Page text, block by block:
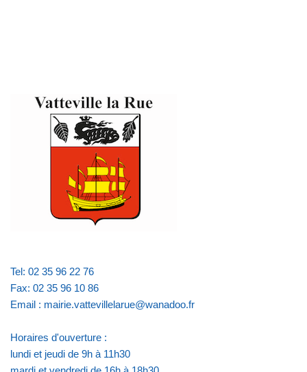
Tel: 02 35 96 22 76
Fax: 02 35 96 10 86
Email : mairie.vattevillelarue@wanadoo.fr
Horaires d'ouverture :
lundi et jeudi de 9h à 11h30